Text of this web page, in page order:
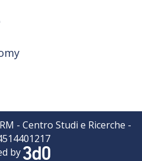
- Centro Studi e Ricerche -
by